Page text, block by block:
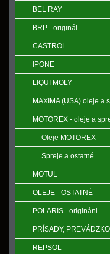
BEL RAY
BRP - originál
CASTROL
IPONE
LIQUI MOLY
MAXIMA (USA) oleje a
MOTOREX - oleje a
Oleje MOTOREX
Spreje a ostatné
MOTUL
OLEJE - OSTATNÉ
POLARIS - originánl
PRÍSADY,
REPSOL